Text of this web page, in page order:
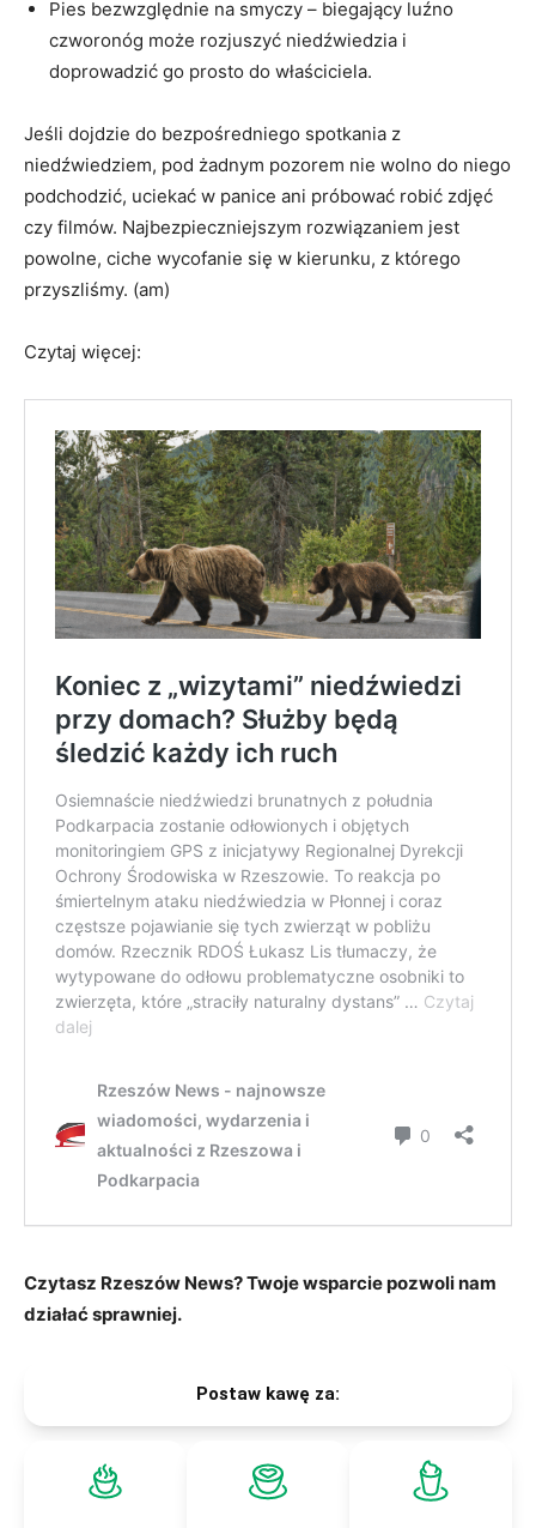
Pies bezwzględnie na smyczy – biegający luźno
czworonóg może rozjuszyć niedźwiedzia i
doprowadzić go prosto do właściciela.
Jeśli dojdzie do bezpośredniego spotkania z
niedźwiedziem, pod żadnym pozorem nie wolno do niego
podchodzić, uciekać w panice ani próbować robić zdjęć
czy filmów. Najbezpieczniejszym rozwiązaniem jest
powolne, ciche wycofanie się w kierunku, z którego
przyszliśmy. (am)
Czytaj więcej:
Czytasz Rzeszów News? Twoje wsparcie pozwoli nam
działać sprawniej.
Postaw kawę za: